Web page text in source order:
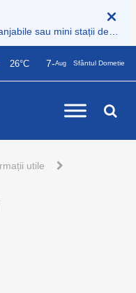
26°C 7-Aug Sfântul Dometie
utile